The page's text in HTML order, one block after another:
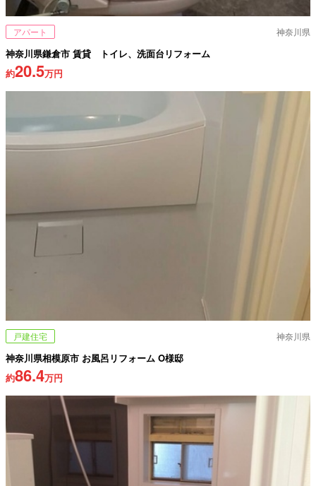
アパート 神奈川県
神奈川県鎌倉市 賃貸 トイレ、洗面台リフォーム
約20.5万円
戸建住宅 神奈川県
神奈川県相模原市 お風呂リフォーム O様邸
約86.4万円